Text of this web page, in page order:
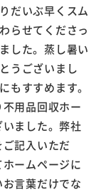
だいぶ早くスム
らせてくださっ
した。蒸し暑い
うございまし
もすすめます。
用品回収ホー
ました。弊社
記入いただ
ームページに
言葉だけでな